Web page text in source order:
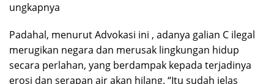
ungkapnya
Padahal, menurut Advokasi ini , adanya galian C ilegal
merugikan negara dan merusak lingkungan hidup
secara perlahan, yang berdampak kepada terjadinya
erosi dan serapan air akan hilang. “Itu sudah jelas